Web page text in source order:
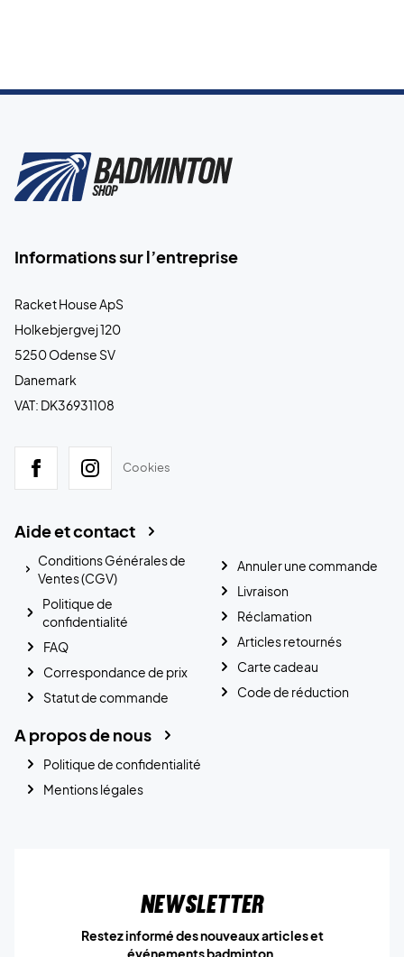
Informations sur l’entreprise
Racket House ApS
Holkebjergvej 120
5250 Odense SV
Danemark
VAT: DK36931108
Cookies
Aide et contact
Conditions Générales de
Ventes (CGV)
Politique de
confidentialité
FAQ
Correspondance de prix
Statut de commande
Annuler une commande
Livraison
Réclamation
Articles retournés
Carte cadeau
Code de réduction
A propos de nous
Politique de confidentialité
Mentions légales
Newsletter
Restez informé des nouveaux articles et
événements badminton.